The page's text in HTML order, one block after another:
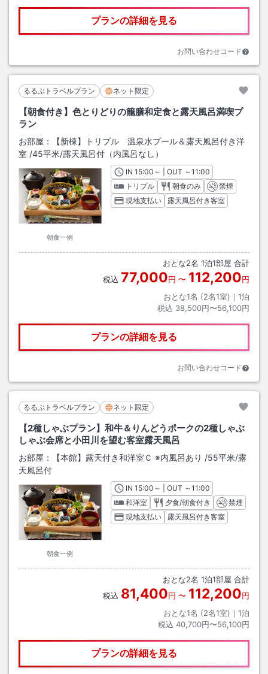
プランの詳細を見る
お問い合わせコード
るるぶトラベルプラン ネット限定
【朝食付き】色とりどりの籠膳和定食と露天風呂満喫プ
ラン
お部屋：
【新棟】トリプル 温泉水プール＆露天風呂付き洋
室 /45平米/露天風呂付（内風呂なし）
朝食一例
INチェックイン
15:00 ～ | OUT チェックアウト
～11:00
トリプル
朝食のみ
禁煙
現地支払い
露天風呂付き客室
おとな2名 1泊1部屋 合計
税込 77,000円 〜 112,200円
おとな1名 (2名1室)｜ 1泊
税込 38,500円〜56,100円
プランの詳細を見る
お問い合わせコード
るるぶトラベルプラン ネット限定
【2種しゃぶプラン】和牛＆りんどうポークの2種しゃぶ
しゃぶ会席と小田川を望む客室露天風呂
お部屋： 【本館】露天付き和洋室Ｃ ※内風呂あり /55平米/露
天風呂付
朝食一例
INチェックイン
15:00 ～ | OUT チェックアウト
～11:00
和洋室
夕食/朝食付き
禁煙
現地支払い
露天風呂付き客室
おとな2名 1泊1部屋 合計
税込 81,400円 〜 112,200円
おとな1名 (2名1室)｜ 1泊
税込 40,700円〜56,100円
プランの詳細を見る